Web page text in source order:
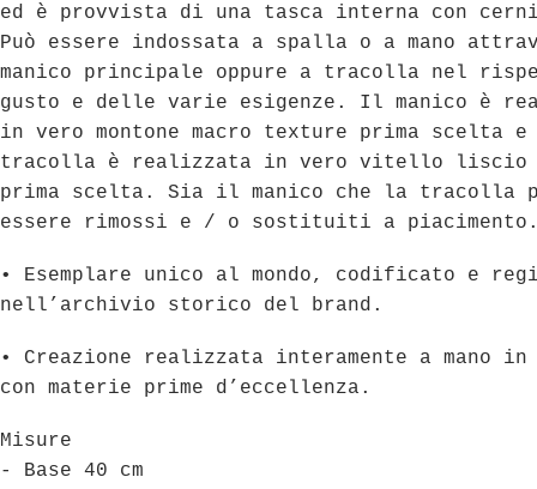
ed è provvista di una tasca interna con
Può essere indossata a spalla o a mano
manico principale oppure a tracolla nel
gusto e delle varie esigenze. Il manico è
in vero montone macro texture prima scelta
tracolla è realizzata in vero vitello liscio
prima scelta. Sia il manico che la tracolla
essere rimossi e / o sostituiti a
• Esemplare unico al mondo, codificato e
nell’archivio storico del brand.
• Creazione realizzata interamente a mano
con materie prime d’eccellenza.
Misure
- Base 40 cm